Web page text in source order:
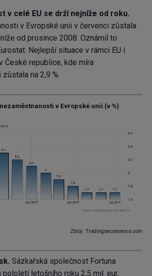
v celé EU se drží nejníže od roku.
v Evropské unii v červenci zůstala
od prosince 2008. Oznámil to
Nejlepší situace v rámci EU i
České republice, kde míra
na 2,9 %.
v Evropské unii (v %)
Zdroj: Tradingseconomics.com
Sázkařská společnost Fortuna
pololetí letošního roku 2,5 mil. eur,